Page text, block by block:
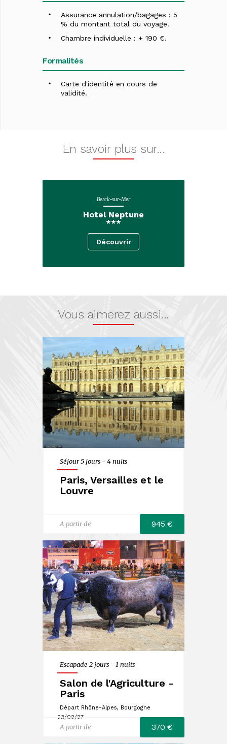
Assurance annulation/bagages : 5
% du montant total du voyage.
Chambre individuelle : + 190 €.
Formalités
Carte d'identité en cours de
validité.
En savoir plus sur...
Berck-sur-Mer
Hotel Neptune
***
Découvrir
Vous aimerez aussi...
Séjour 5 jours - 4 nuits
Paris, Versailles et le
Louvre
A partir de 945 €
Escapade 2 jours - 1 nuits
Salon de l'Agriculture -
Paris
Départ Rhône-Alpes, Bourgogne
23/02/27
A partir de 370 €